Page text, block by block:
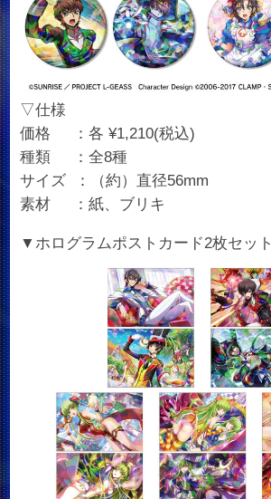
▽仕様
価格 ：各 ¥1,210(税込)
種類 ：全8種
サイズ ：（約）直径56mm
素材 ：紙、ブリキ
▼ホログラムポストカード2枚セット